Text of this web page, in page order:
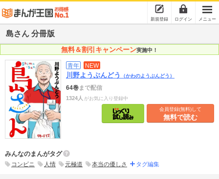
新規登録 ログイン メニュー
島さん 分冊版
無料＆割引キャンペーン実施中！
青年 NEW
川野ようぶんどう （かわのようぶんどう）
64巻まで配信
1324人 がお気に入り登録中
会員登録(無料)して
無料で読む
みんなのまんがタグ
コンビニ 人情 元極道 本当の優しさ タグ編集